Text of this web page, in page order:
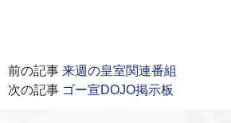
前の記事 来週の皇室関連番組
次の記事 ゴー宣DOJO掲示板